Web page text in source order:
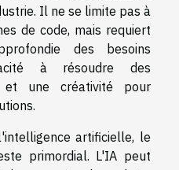
Il ne se limite pas à
de code, mais requiert
des besoins
à résoudre des
et une créativité pour
artificielle, le
primordial. L'IA peut